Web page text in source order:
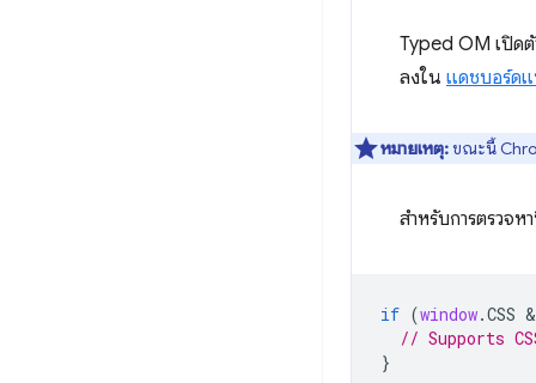
Typed OM เปิด
ลงใน แดชบอร์ด
หมายเหตุ: ขณะนี้
สำหรับการตรวจห
if (window.CSS
// Supports
}